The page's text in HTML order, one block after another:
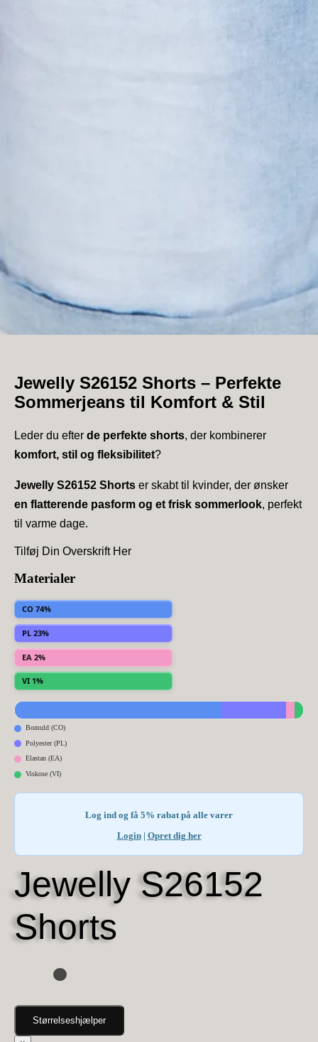
Jewelly S26152 Shorts – Perfekte
Sommerjeans til Komfort & Stil
Leder du efter de perfekte shorts, der kombinerer
komfort, stil og fleksibilitet?
Jewelly S26152 Shorts er skabt til kvinder, der ønsker
en flatterende pasform og et frisk sommerlook, perfekt
til varme dage.
Tilføj Din Overskrift Her
Materialer
CO 74%
PL 23%
EA 2%
VI 1%
Bomuld (CO)
Polyester (PL)
Elastan (EA)
Viskose (VI)
Log ind og få 5% rabat på alle varer
Login| Opret dig her
Jewelly S26152
Shorts
Størrelseshjælper